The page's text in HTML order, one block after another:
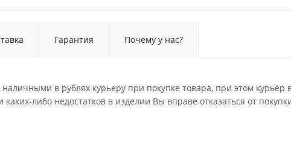
Гарантия Почему у нас?
в рублях курьеру при покупке товара, при этом
либо недостатков в изделии Вы вправе отказаться от